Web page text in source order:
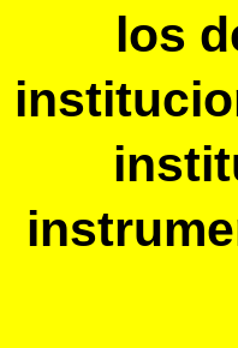
los